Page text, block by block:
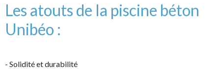
Les atouts de la piscine béton
Unibéo :
- Solidité et durabilité